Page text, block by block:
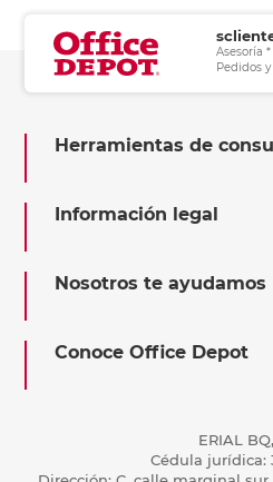
Asesoría
Pedidos
Herramientas de
Información legal
Nosotros te ayudamos
Conoce Office Depot
ERIAL
Cédula jurídica: